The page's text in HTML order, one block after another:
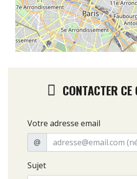
CONTACTER CE
Votre adresse email
@
Sujet